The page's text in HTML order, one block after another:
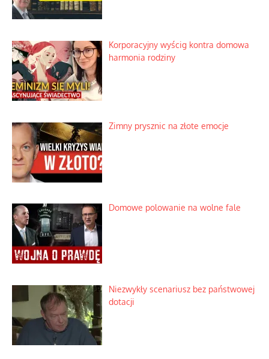
Korporacyjny wyścig kontra domowa
harmonia rodziny
Zimny prysznic na złote emocje
Domowe polowanie na wolne fale
Niezwykły scenariusz bez państwowej
dotacji